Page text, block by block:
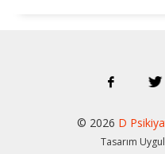
© 2026 D
Tasarım